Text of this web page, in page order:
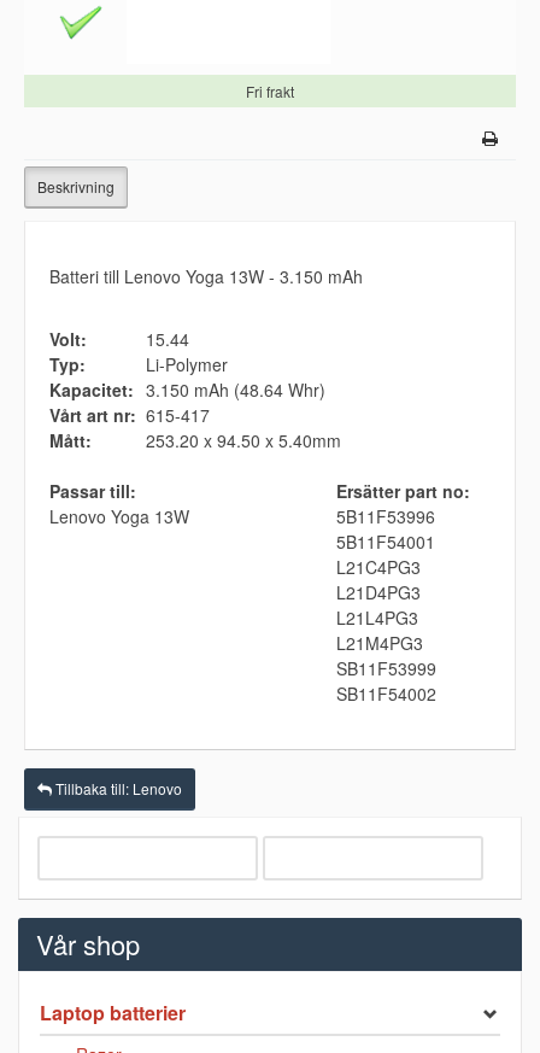
Fri frakt
Beskrivning
Batteri till Lenovo Yoga 13W - 3.150 mAh
Volt:
15.44
Typ:
Li-Polymer
Kapacitet: 3.150 mAh (48.64 Whr)
Vårt art nr: 615-417
Mått:
253.20 x 94.50 x 5.40mm
Passar till:
Ersätter part no:
Lenovo Yoga 13W
5B11F53996
5B11F54001
L21C4PG3
L21D4PG3
L21L4PG3
L21M4PG3
SB11F53999
SB11F54002
Tillbaka till: Lenovo
Vår shop
Laptop batterier